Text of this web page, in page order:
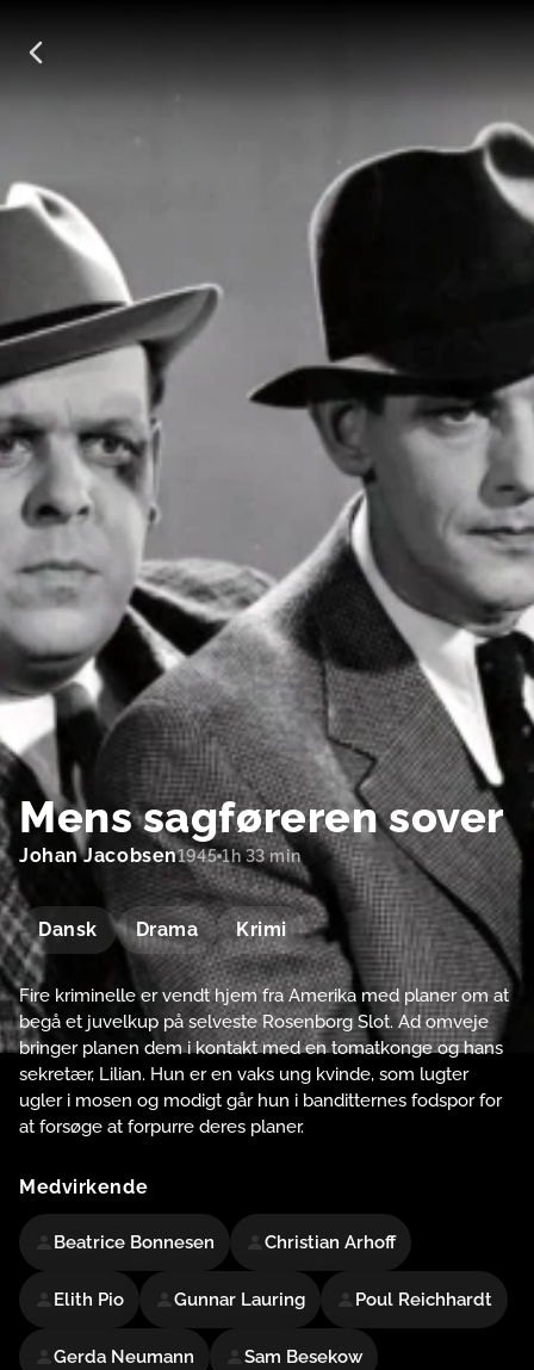
Mens sagføreren sover
Johan Jacobsen1945 1h 33 min
Dansk Drama Krimi
Fire kriminelle er vendt hjem fra Amerika med planer om at
begå et juvelkup på selveste Rosenborg Slot. Ad omveje
bringer planen dem i kontakt med en tomatkonge og hans
sekretær, Lilian. Hun er en vaks ung kvinde, som lugter
ugler i mosen og modigt går hun i banditternes fodspor for
at forsøge at forpurre deres planer.
Medvirkende
Beatrice Bonnesen Christian Arhoff
Elith Pio Gunnar Lauring Poul Reichhardt
Gerda Neumann Sam Besekow